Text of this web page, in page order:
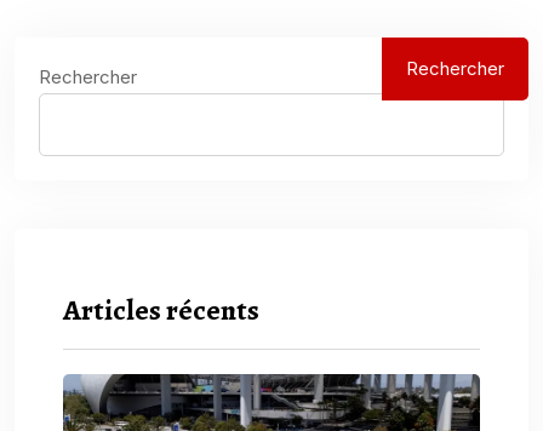
Rechercher Rechercher
Articles récents